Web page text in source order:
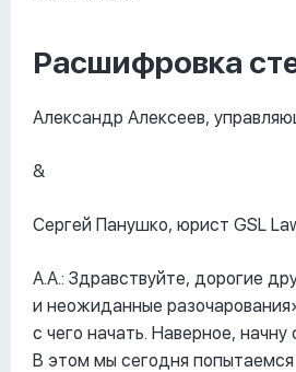
Расшифровка
Александр Алексеев,
&
Сергей Панушко, юрист GSL
А.А.: Здравствуйте, дорогие
и неожиданные
с чего начать. Наверное,
В этом мы сегодня попытаемся